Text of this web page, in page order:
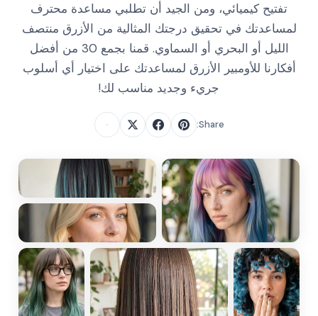
تفتيح كيميائي، ومن الجيد أن تطلبي مساعدة محترف
لمساعدتك في تحقيق درجتك المثالية من الأزرق منتصف
الليل أو البحري أو السماوي. قمنا بجمع 30 من أفضل
أفكارنا للأومبير الأزرق لمساعدتك على اختيار أي أسلوب
جريء وجديد مناسب لك!
Share: